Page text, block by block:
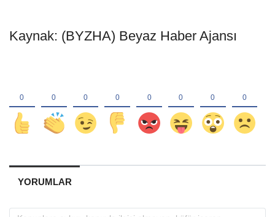
Kaynak: (BYZHA) Beyaz Haber Ajansı
YORUMLAR